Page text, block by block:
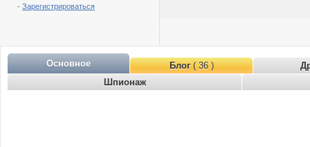
- Зарегистрироваться
Основное Блог( 36 )
Шпионаж